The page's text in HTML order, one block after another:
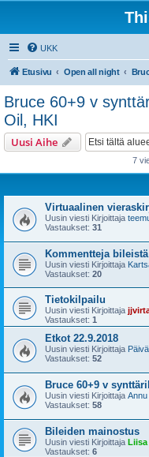
UKK
Etusivu Open all night
Bruce 60+9 v
Oil, HKI
Uusi Aihe
7
Virtuaalinen
Uusin viesti Kirjoittaja
Vastaukset: 31
Kommentteja bileistä
Uusin viesti Kirjoittaja
Vastaukset: 20
Tietokilpailu
Uusin viesti Kirjoittaja
Vastaukset: 1
Etkot 22.9.2018
Uusin viesti Kirjoittaja
Vastaukset: 52
Bruce 60+9 v
Uusin viesti Kirjoittaja Annu
Vastaukset: 58
Bileiden mainostus
Uusin viesti Kirjoittaja Liisa
Vastaukset: 6